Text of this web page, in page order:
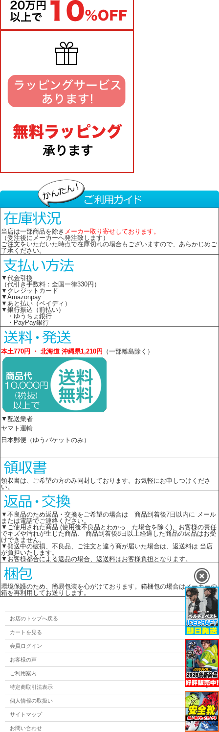
当店は一部商品を除き メーカー取り寄せしております。
（受注後にメーカーへ発注致します）
ご注文をいただいた時点で在庫切れの場合もございますので、あらかじめご
了承ください。
▼代金引換
（代引き手数料：全国一律330円）
▼クレジットカード
▼Amazonpay
▼あと払い（ペイディ）
▼銀行振込（前払い）
・ゆうちょ銀行
・PayPay銀行
本土770円 ・ 北海道 沖縄県1,210円 （一部離島除く）
▼配送業者
ヤマト運輸
日本郵便（ゆうパケットのみ）
領収書は、ご希望の方のみ同封しております。お気軽にお申しつけくださ
い。
▼不良品のため返品・交換をご希望の場合は 商品到着後7日以内に メール
または電話でご連絡ください。
▼ご使用された商品 (使用後不良品とわかっ た場合を除く)、お客様の責任
でキズや汚れが生じた商品、 商品到着後8日以上経過した商品の返品はお受
けできません。
▼発送中の破損、不良品、ご注文と違う商が届いた場合は、返送料は 当店
が負担いたします。
▼お客様都合による返品の場合、返送料はお客様負担となります。
環境保護のため、簡易包装を心がけております。箱梱包の場合はメーカーの
箱を再利用してお送りします。
お店のトップへ戻る
カートを見る
会員ログイン
お客様の声
ご利用案内
特定商取引法表示
個人情報の取扱い
サイトマップ
お問い合わせ